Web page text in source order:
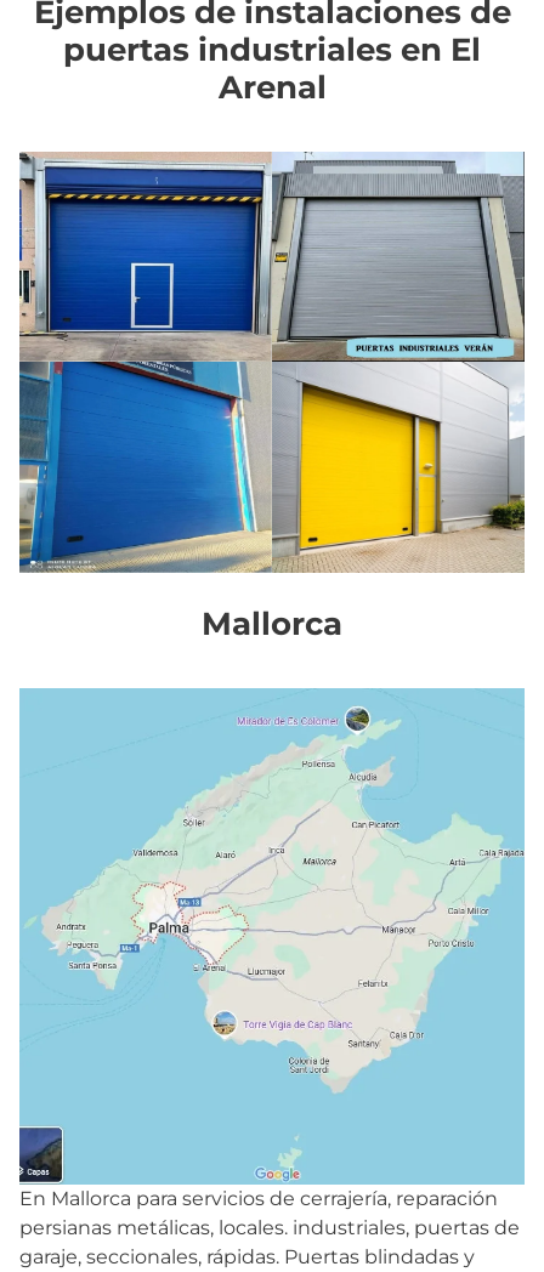
Ejemplos de instalaciones de
puertas industriales en El
Arenal
Mallorca
En Mallorca para servicios de cerrajería, reparación
persianas metálicas, locales. industriales, puertas de
garaje, seccionales, rápidas. Puertas blindadas y